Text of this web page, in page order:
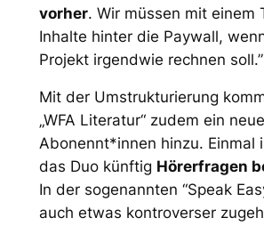
vorher. Wir müssen mit einem
Inhalte hinter die Paywall,
Projekt irgendwie rechnen soll.”
Mit der Umstrukturierung
„WFA Literatur“ zudem ein
Abonennt*innen hinzu. Einmal
das Duo künftig Hörerfragen
In der sogenannten “Speak
auch etwas kontroverser